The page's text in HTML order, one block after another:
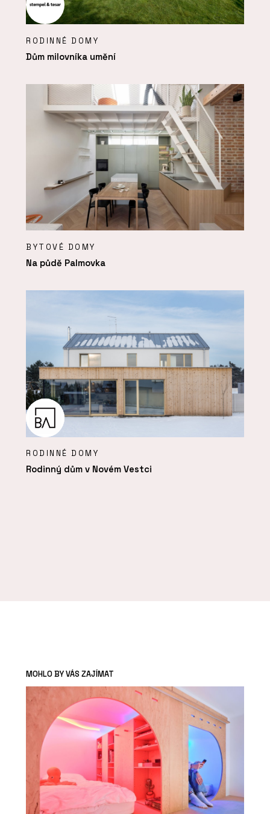
RODINNÉ DOMY
Dům milovníka umění
BYTOVÉ DOMY
Na půdě Palmovka
RODINNÉ DOMY
Rodinný dům v Novém Vestci
MOHLO BY VÁS ZAJÍMAT